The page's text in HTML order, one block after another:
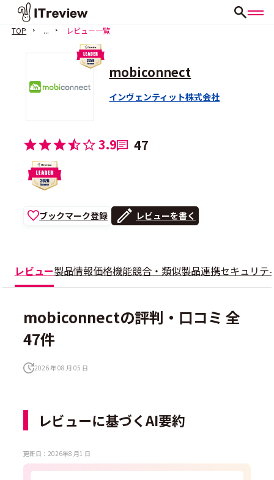
TOP ... レビュー一覧
mobiconnect
インヴェンティット株式会社
3.9 47
ブックマーク登録 レビューを書く
レビュー製品情報価格機能競合・類似製品連携セキュリテ
mobiconnectの評判・口コミ 全
47件
2026 年 08 月 05 日
レビューに基づくAI要約
更新日：2026年8 月1 日